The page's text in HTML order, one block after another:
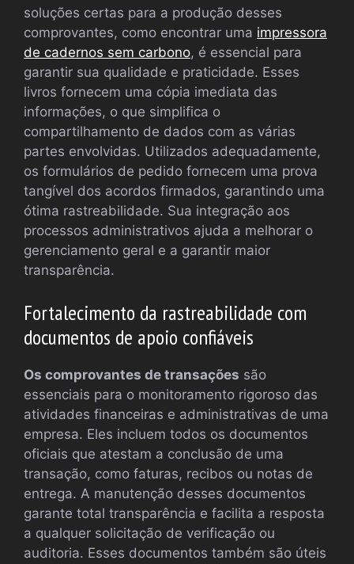
soluções certas para a produção desses
comprovantes, como encontrar uma impressora
de cadernos sem carbono, é essencial para
garantir sua qualidade e praticidade. Esses
livros fornecem uma cópia imediata das
informações, o que simplifica o
compartilhamento de dados com as várias
partes envolvidas. Utilizados adequadamente,
os formulários de pedido fornecem uma prova
tangível dos acordos firmados, garantindo uma
ótima rastreabilidade. Sua integração aos
processos administrativos ajuda a melhorar o
gerenciamento geral e a garantir maior
transparência.
Fortalecimento da rastreabilidade com
documentos de apoio confiáveis
Os comprovantes de transações são
essenciais para o monitoramento rigoroso das
atividades financeiras e administrativas de uma
empresa. Eles incluem todos os documentos
oficiais que atestam a conclusão de uma
transação, como faturas, recibos ou notas de
entrega. A manutenção desses documentos
garante total transparência e facilita a resposta
a qualquer solicitação de verificação ou
auditoria. Esses documentos também são úteis